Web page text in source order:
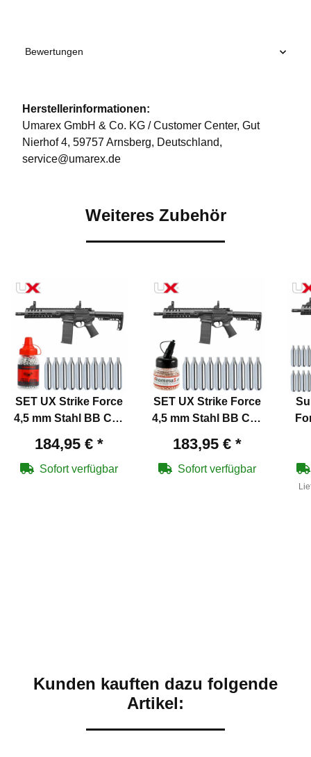
Bewertungen
Herstellerinformationen:
Umarex GmbH & Co. KG / Customer Center, Gut
Nierhof 4, 59757 Arnsberg, Deutschland,
service@umarex.de
Weiteres Zubehör
SET UX Strike Force
4,5 mm Stahl BB Co2
(P18)
184,95 € *
Sofort verfügbar
SET UX Strike Force
4,5 mm Stahl BB Co2
(P18)
183,95 € *
Sofort verfügbar
Kunden kauften dazu folgende
Artikel: